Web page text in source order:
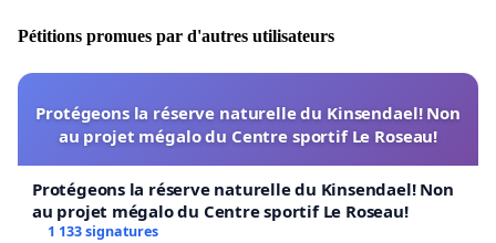
Pétitions promues par d'autres utilisateurs
Protégeons la réserve naturelle du Kinsendael! Non
au projet mégalo du Centre sportif Le Roseau!
Protégeons la réserve naturelle du Kinsendael! Non
au projet mégalo du Centre sportif Le Roseau!
1 133 signatures